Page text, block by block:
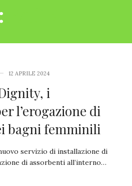
12 APRILE 2024
i
l’erogazione di
bagni femminili
servizio di installazione di
di assorbenti all’interno…